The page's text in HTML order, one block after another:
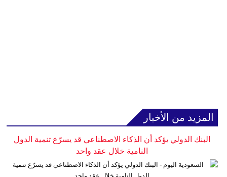
المزيد من الأخبار
البنك الدولي يؤكد أن الذكاء الاصطناعي قد يسرّع تنمية الدول
النامية خلال عقد واحد